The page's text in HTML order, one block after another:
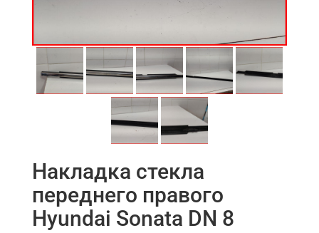
Накладка стекла
переднего правого
Hyundai Sonata DN 8